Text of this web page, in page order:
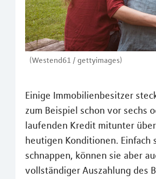
(Westend61 / gettyimages)
Einige Immobilienbesitzer
zum Beispiel schon vor sechs
laufenden Kredit mitunter
heutigen Konditionen. Einfach
schnappen, können sie aber
vollständiger Auszahlung des